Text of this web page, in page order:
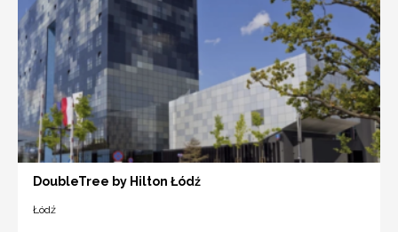
DoubleTree by Hilton Łódź
Łódź